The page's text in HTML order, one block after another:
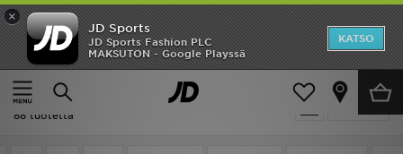
×
JD Sports
JD Sports Fashion PLC
MAKSUTON - Google Playssä
KATSO
Etusivu
Lapset
Suodata
Ale | Lapset - T-Paidat
88 tuotetta
Etusivu
Ale
Uutuudet